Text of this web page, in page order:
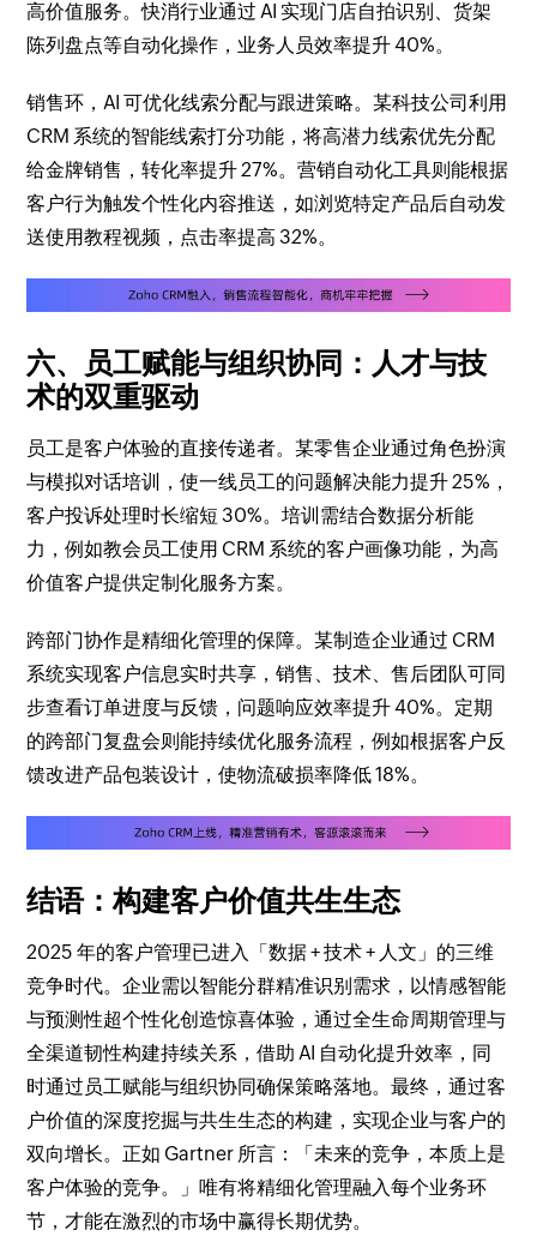
高价值服务。快消行业通过 AI 实现门店自拍识别、货架
陈列盘点等自动化操作，业务人员效率提升 40%。
销售环，AI 可优化线索分配与跟进策略。某科技公司利用
CRM 系统的智能线索打分功能，将高潜力线索优先分配
给金牌销售，转化率提升 27%。营销自动化工具则能根据
客户行为触发个性化内容推送，如浏览特定产品后自动发
送使用教程视频，点击率提高 32%。
六、员工赋能与组织协同：人才与技
术的双重驱动
员工是客户体验的直接传递者。某零售企业通过角色扮演
与模拟对话培训，使一线员工的问题解决能力提升 25%，
客户投诉处理时长缩短 30%。培训需结合数据分析能
力，例如教会员工使用 CRM 系统的客户画像功能，为高
价值客户提供定制化服务方案。
跨部门协作是精细化管理的保障。某制造企业通过 CRM
系统实现客户信息实时共享，销售、技术、售后团队可同
步查看订单进度与反馈，问题响应效率提升 40%。定期
的跨部门复盘会则能持续优化服务流程，例如根据客户反
馈改进产品包装设计，使物流破损率降低 18%。
结语：构建客户价值共生生态
2025 年的客户管理已进入「数据 + 技术 + 人文」的三维
竞争时代。企业需以智能分群精准识别需求，以情感智能
与预测性超个性化创造惊喜体验，通过全生命周期管理与
全渠道韧性构建持续关系，借助 AI 自动化提升效率，同
时通过员工赋能与组织协同确保策略落地。最终，通过客
户价值的深度挖掘与共生生态的构建，实现企业与客户的
双向增长。正如 Gartner 所言：「未来的竞争，本质上是
客户体验的竞争。」唯有将精细化管理融入每个业务环
节，才能在激烈的市场中赢得长期优势。